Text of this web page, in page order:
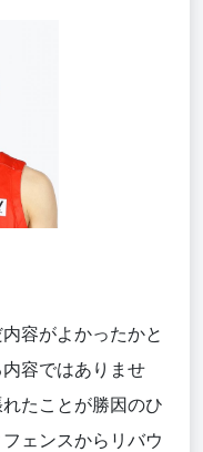
容がよかったかと
容ではありませ
たことが勝因のひ
ェンスからリバウ